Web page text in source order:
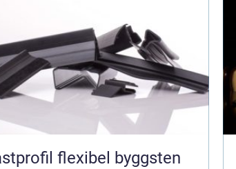
flexibel byggsten